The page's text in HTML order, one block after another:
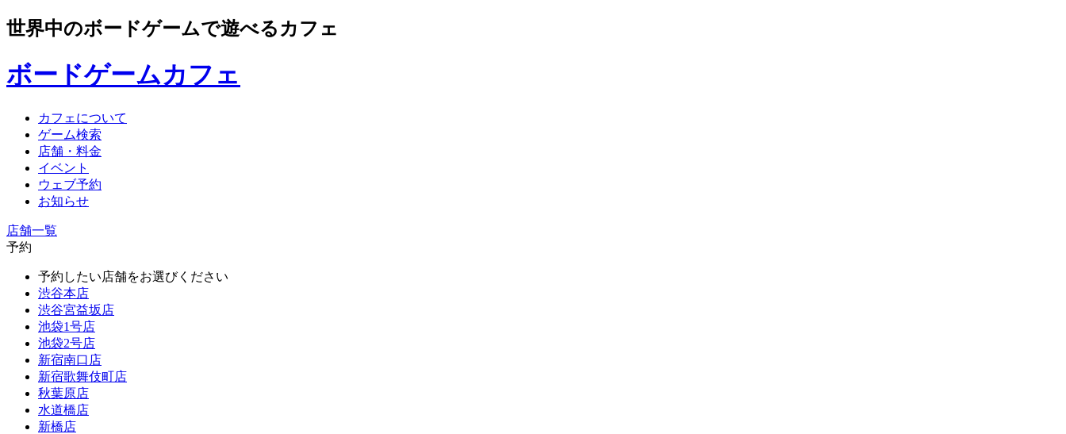
世界中のボードゲームで遊べるカフェ
ボードゲームカフェ
カフェについて
ゲーム検索
店舗・料金
イベント
ウェブ予約
お知らせ
店舗一覧
予約
予約したい店舗をお選びください
渋谷本店
渋谷宮益坂店
池袋1号店
池袋2号店
新宿南口店
新宿歌舞伎町店
秋葉原店
水道橋店
新橋店